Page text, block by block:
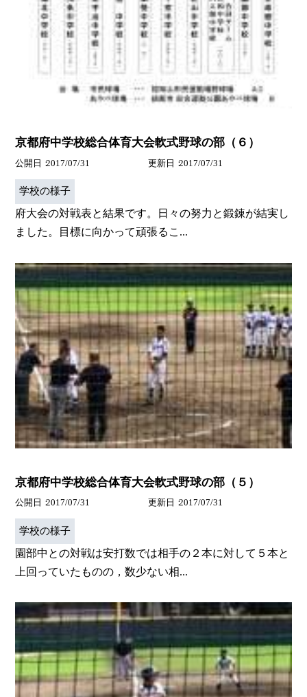
京都府中学校総合体育大会軟式野球の部（６）
公開日 2017/07/31 更新日 2017/07/31
学校の様子
府大会の対戦表と結果です。日々の努力と鍛錬が結実し
ました。目標に向かって頑張るこ...
京都府中学校総合体育大会軟式野球の部（５）
公開日 2017/07/31 更新日 2017/07/31
学校の様子
園部中との対戦は安打数では相手の２本に対して５本と
上回っていたものの，数少ない相...